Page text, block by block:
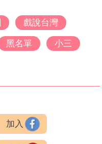
戲說台灣
黑名單 小三
加入